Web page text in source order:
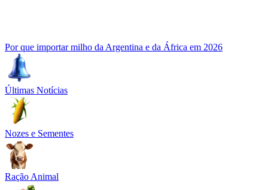
Por que importar milho da Argentina e da África em 2026
Últimas Notícias
Nozes e Sementes
Ração Animal